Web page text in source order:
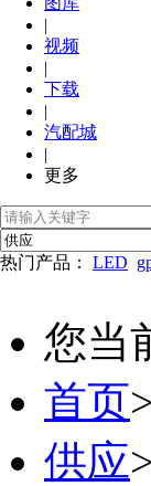
|
视频
|
下载
|
汽配城
|
更多
热门产品： LED
您当
首页
供应